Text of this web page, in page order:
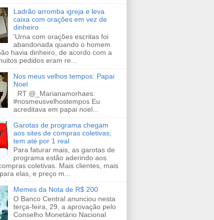
Ladrão arromba igreja e leva
caixa com orações em vez de
dinheiro
'Urna com orações escritas foi
abandonada quando o homem
havia dinheiro, de acordo com a
pedidos eram re...
Nos meus velhos tempos: Papai
Noel
RT @_Marianamorhaes:
#nosmeusvelhostempos Eu
acreditava em papai noel...
Garotas de programa chegam
aos sites de compras coletivas;
tem até por 1 real
Para faturar mais, as garotas de
programa estão aderindo aos
coletivas. Mais clientes, mais
elas, e preço m...
Memes da Nota de R$ 200
O Banco Central anunciou nesta
terça-feira, 29, a aprovação pelo
Conselho Monetário Nacional